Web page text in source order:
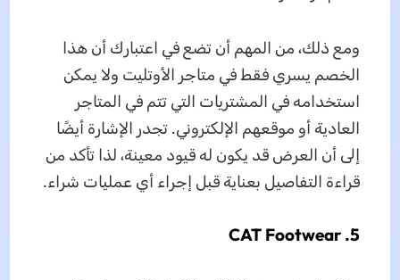
ومع ذلك، من المهم أن تضع في اعتبارك أن هذا
الخصم يسري فقط في متاجر الأوتليت ولا يمكن
استخدامه في المشتريات التي تتم في المتاجر
العادية أو موقعهم الإلكتروني. تجدر الإشارة أيضًا
إلى أن العرض قد يكون له قيود معينة، لذا تأكد من
قراءة التفاصيل بعناية قبل إجراء أي عمليات شراء.
5. CAT Footwear